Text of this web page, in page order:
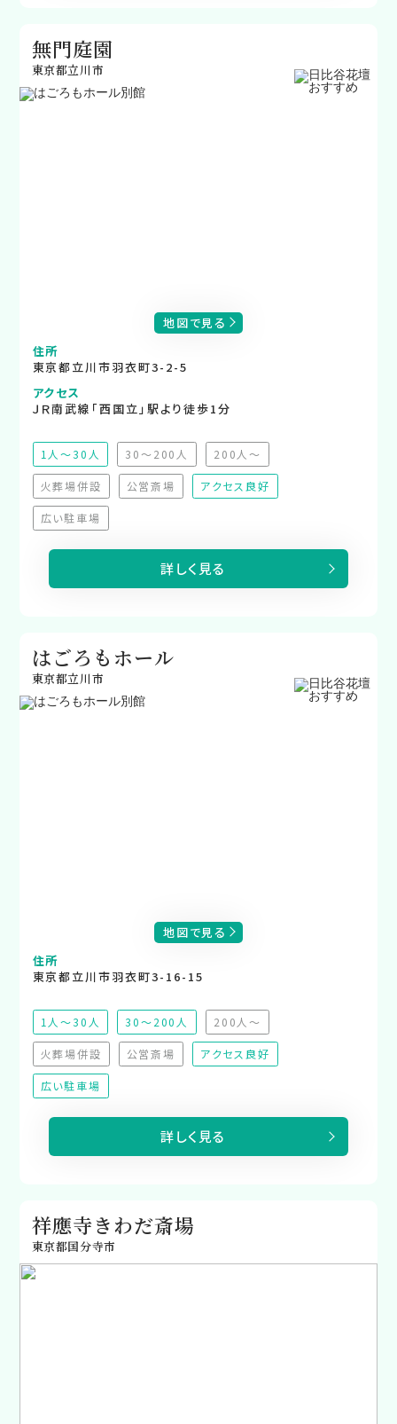
無門庭園
東京都立川市
地図で見る
住所
東京都立川市羽衣町3-2-5
アクセス
ＪＲ南武線「西国立」駅より徒歩1分
1人～30人
30～200人
（非推奨）
200人～
（非推奨）
火葬場併設
（非対応）
公営斎場
（非対応）
アクセス良好
広い駐車場
（非対応）
詳しく見る
はごろもホール
東京都立川市
地図で見る
住所
東京都立川市羽衣町3-16-15
1人～30人 30～200人
200人～
（非推奨）
火葬場併設
（非対応）
公営斎場
（非対応）
アクセス良好
広い駐車場
詳しく見る
祥應寺きわだ斎場
東京都国分寺市